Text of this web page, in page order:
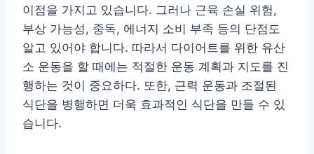
이점을 가지고 있습니다. 그러나 근육 손실 위험,
부상 가능성, 중독, 에너지 소비 부족 등의 단점도
알고 있어야 합니다. 따라서 다이어트를 위한 유산
소 운동을 할 때에는 적절한 운동 계획과 지도를 진
행하는 것이 중요하다. 또한, 근력 운동과 조절된
식단을 병행하면 더욱 효과적인 식단을 만들 수 있
습니다.